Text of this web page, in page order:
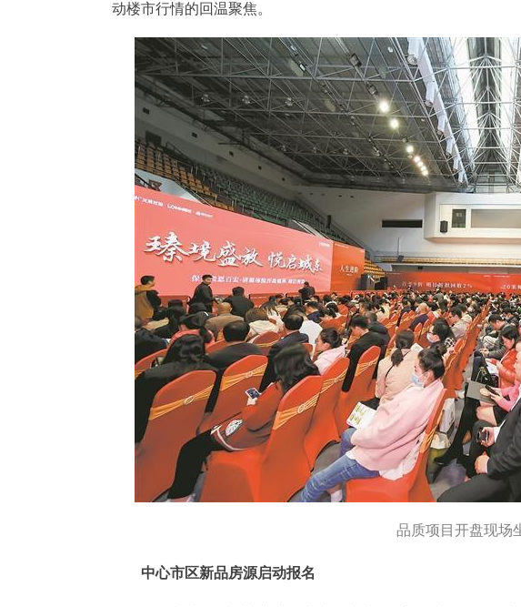
动楼市行情的回温聚焦。
品质项目开盘现场
中心市区新品房源启动报名